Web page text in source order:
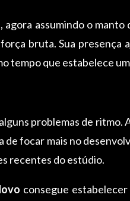
assumindo o
bruta. Sua presença
tempo que estabelece
problemas de ritmo.
de focar mais no
recentes do estúdio.
consegue